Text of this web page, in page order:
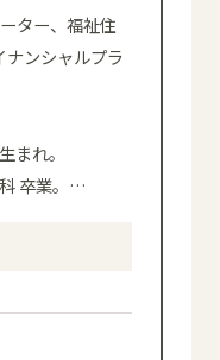
ター、福祉住
ンシャルプラ
まれ。
卒業。 …